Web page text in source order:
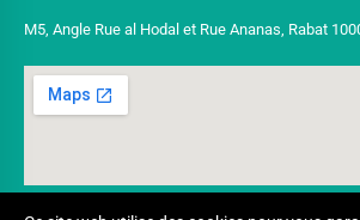
M5, Angle Rue al Hodal et Rue Ananas, Rabat